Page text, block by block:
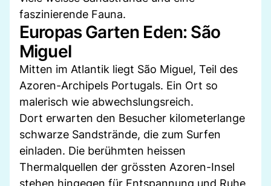
faszinierende Fauna.
Europas Garten Eden: São
Miguel
Mitten im Atlantik liegt São Miguel, Teil des
Azoren-Archipels Portugals. Ein Ort so
malerisch wie abwechslungsreich.
Dort erwarten den Besucher kilometerlange
schwarze Sandstrände, die zum Surfen
einladen. Die berühmten heissen
Thermalquellen der grössten Azoren-Insel
stehen hingegen für Entspannung und Ruhe